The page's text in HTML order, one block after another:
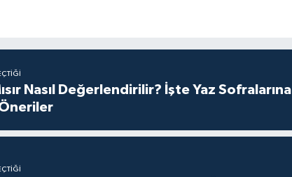
Nasıl Değerlendirilir? İşte Yaz Sofralarına